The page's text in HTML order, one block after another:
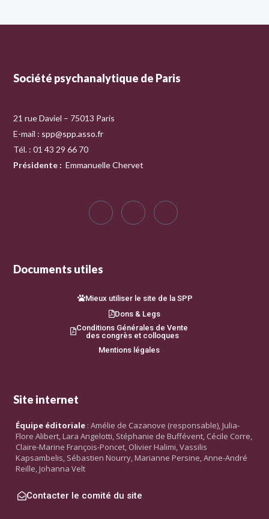
Société psychanalytique de Paris
21 rue Daviel – 75013 Paris
E-mail : spp@spp.asso.fr
Tél. : 01 43 29 66 70
Présidente : Emmanuelle Chervet
Documents utiles
Mieux utiliser le site de la SPP
Dons & Legs
Conditions Générales de Vente
des congrès et colloques
Mentions légales
Site internet
Équipe éditoriale : Amélie de Cazanove (responsable), Julia-
Flore Alibert, Lara Angelotti, Stéphanie de Buffévent, Cécile Corre,
Claire-Marine François-Poncet, Olivier Halimi, Vassilis
Kapsambelis, Sébastien Nourry, Marianne Persine, Anne-André
Reille, Johanna Velt
Contacter le comité du site